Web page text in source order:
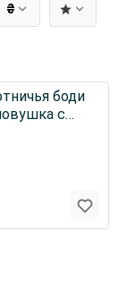
₴
боди
с